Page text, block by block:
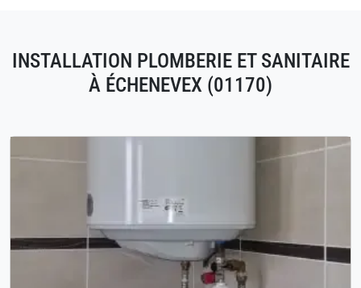
INSTALLATION PLOMBERIE ET SANITAIRE
À ÉCHENEVEX (01170)